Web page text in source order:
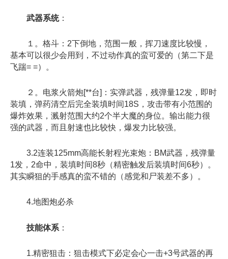
武器系统：
１。格斗：2下倒地，范围一般，挥刀速度比较慢，
基本可以很少会用到，不过动作真的蛮可爱的（第二下是
飞踹= =）。
２。电浆火箭炮[**台]：实弹武器，残弹量12发，即时
装填，弹药清空后完全装填时间18S，攻击带有小范围的
爆炸效果，溅射范围大约2个半大魔的身位。输出能力很
强的武器，而且射速也比较快，爆发力比较强。
3.2连装125mm高能长射程光束炮：BM武器，残弹量
1发，2命中，装填时间8秒（精密触发后装填时间6秒）。
其实瞬狙的手感真的蛮不错的（感觉和尸装差不多）。
4.地图炮必杀
技能体系 ：
1.精密狙击：狙击模式下必定会心一击+3号武器的再